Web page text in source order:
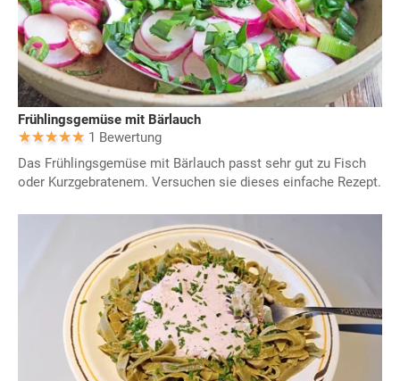
Frühlingsgemüse mit Bärlauch
1 Bewertung
Das Frühlingsgemüse mit Bärlauch passt sehr gut zu Fisch
oder Kurzgebratenem. Versuchen sie dieses einfache Rezept.